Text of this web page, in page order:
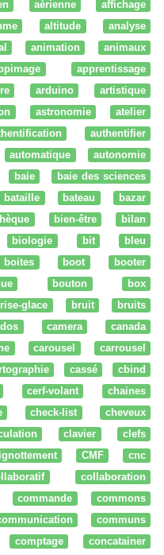
aérienne
affichage
altitude
analyse
animation
animaux
apprentissage
arduino
artistique
astronomie
atelier
authentifier
automatique
autonomie
baie
baie des sciences
bataille bateau
bazar
bien-être
bilan
biologie bit
bleu
boites boot
booter
bouton
box
glace bruit
bruits
camera
canada
carousel
carrousel
cassé
cbind
cerf-volant
chaines
check-list
cheveux
clavier
clefs
CMF
cnc
collaboration
commande
commons
communs
comptage
concatainer